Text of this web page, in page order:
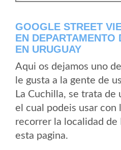
GOOGLE STREET
EN DEPARTAMENTO
EN URUGUAY
Aqui os dejamos uno
le gusta a la gente de
La Cuchilla, se trata
el cual podeis usar con
recorrer la localidad de
esta pagina.